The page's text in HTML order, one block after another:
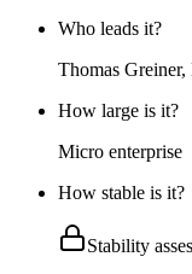
Who leads it?
Thomas
How large is it?
Micro enterprise
How stable is it?
Stability